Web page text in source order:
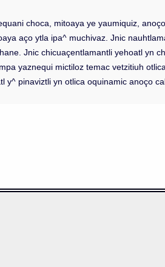
choca, mitoaya ye yaumiquiz,
aço ytla ipa^ muchivaz. Jnic
Jnic chicuaçentlamantli yehoatl yn
yaznequi mictiloz temac vetzitiuh
pinaviztli yn otlica oquinamic anoço